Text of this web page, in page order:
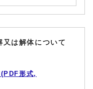
は解体について
形式,